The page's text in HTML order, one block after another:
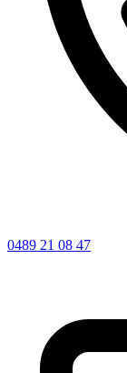
0489 21 08 47